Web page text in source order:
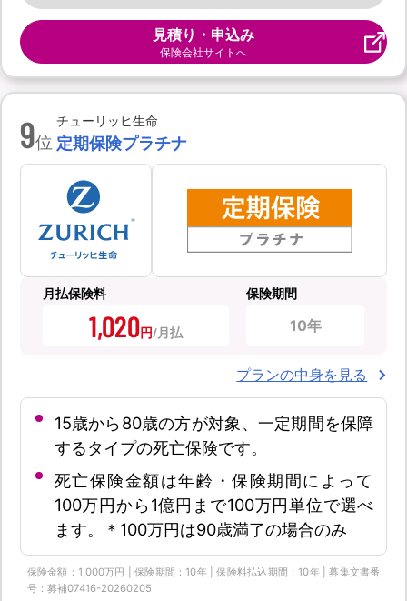
見積り・申込み
保険会社サイトへ
9位
チューリッヒ生命
定期保険プラチナ
月払保険料
1,020円
保険期間
10年
プランの中身を見る
15歳から80歳の方が対象、一定期間を保障
するタイプの死亡保険です。
死亡保険金額は年齢・保険期間によって
100万円から1億円まで100万円単位で選べ
ます。＊100万円は90歳満了の場合のみ
保険金額：1,000万円 | 保険期間：10年 | 保険料払込期間：10年 | 募集文書番
号：募補07416-20260205